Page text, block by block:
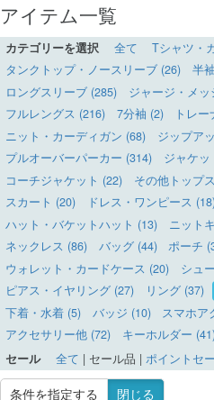
アイテム一覧
カテゴリーを選択 全て
Tシャツ・
タンクトップ・ノースリーブ (26)
半
ロングスリーブ (285)
ジャージ・メッ
フルレングス (216)
7分袖 (2)
トレ
ニット・カーディガン (68)
ジップア
プルオーバーパーカー (314)
ジャケッ
コーチジャケット (22)
その他トップ
スカート (20)
ドレス・ワンピース
ハット・バケットハット (13)
ニット
ネックレス (86)
バッグ (44) ポーチ
ウォレット・カードケース (20)
シュ
ピアス・イヤリング (27)
リング (37)
下着・水着 (5)
バッジ (10)
スマホア
アクセサリー他 (72)
キーホルダー
セール
全て | セール品 | ポイントセ
条件を指定する 閉じる